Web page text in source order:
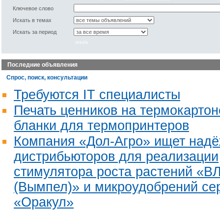
Ключевое слово
Искать в темах
Искать за период
Последние объявления
Спрос, поиск, консультации
Требуются IT специалисты
Печать ценников на
бланки для термопринтеров
Компания «Дол-Агро» ищет
дистрибьюторов для реализации
стимулятора роста растений
(Вымпел)» и микроудобрений
«Оракул»